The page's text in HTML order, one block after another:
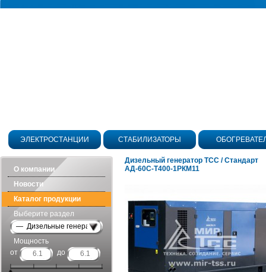
ЭЛЕКТРОСТАНЦИИ СТАБИЛИЗАТОРЫ
О компании
Новости
Каталог продукции
Выберите раздел
— Дизельные генераторы в шумозащитных кожухах
Мощность
от
до
Дизельный генератор ТСС / Стандарт
АД-60С-Т400-1РКМ11